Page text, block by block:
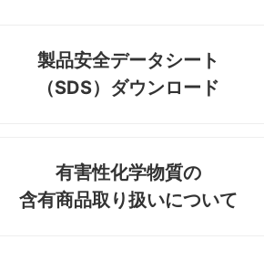
製品安全データシート
（SDS）ダウンロード
有害性化学物質の
含有商品取り扱いについて